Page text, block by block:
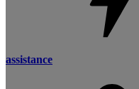
assistance